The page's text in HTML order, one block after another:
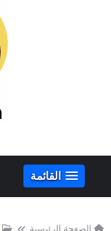
القائمة
الصفحة الرئيسية